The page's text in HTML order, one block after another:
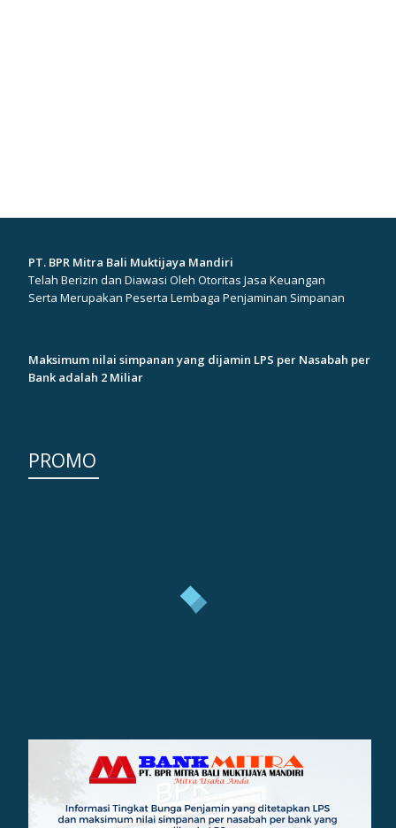
PT. BPR Mitra Bali Muktijaya Mandiri
Telah Berizin dan Diawasi Oleh Otoritas Jasa Keuangan
Serta Merupakan Peserta Lembaga Penjaminan Simpanan
Maksimum nilai simpanan yang dijamin LPS per Nasabah per
Bank adalah 2 Miliar
PROMO